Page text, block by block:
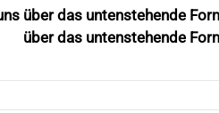
über das untenstehende
über das untenstehende